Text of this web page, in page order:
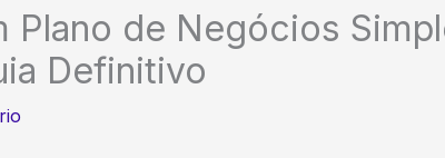
Plano de Negócios
Definitivo